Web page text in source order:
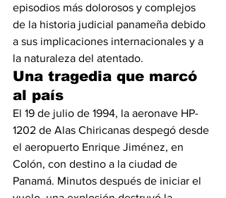
episodios más dolorosos y complejos
de la historia judicial panameña debido
a sus implicaciones internacionales y a
la naturaleza del atentado.
Una tragedia que marcó
al país
El 19 de julio de 1994, la aeronave HP-
1202 de Alas Chiricanas despegó desde
el aeropuerto Enrique Jiménez, en
Colón, con destino a la ciudad de
Panamá. Minutos después de iniciar el